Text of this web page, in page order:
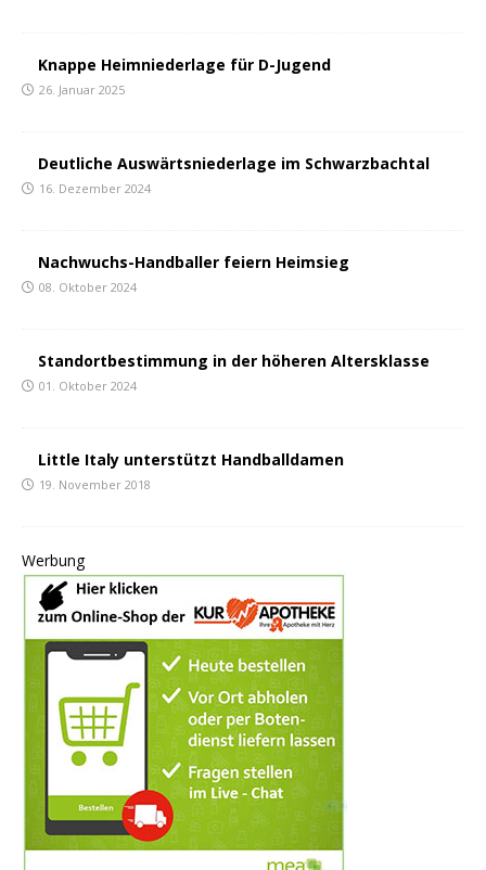
Knappe Heimniederlage für D-Jugend
26. Januar 2025
Deutliche Auswärtsniederlage im Schwarzbachtal
16. Dezember 2024
Nachwuchs-Handballer feiern Heimsieg
08. Oktober 2024
Standortbestimmung in der höheren Altersklasse
01. Oktober 2024
Little Italy unterstützt Handballdamen
19. November 2018
Werbung